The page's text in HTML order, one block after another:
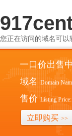
您正在访问的域名可以
一口价出售
域名 Domain
售价 Listing Price:
立即购买 >>